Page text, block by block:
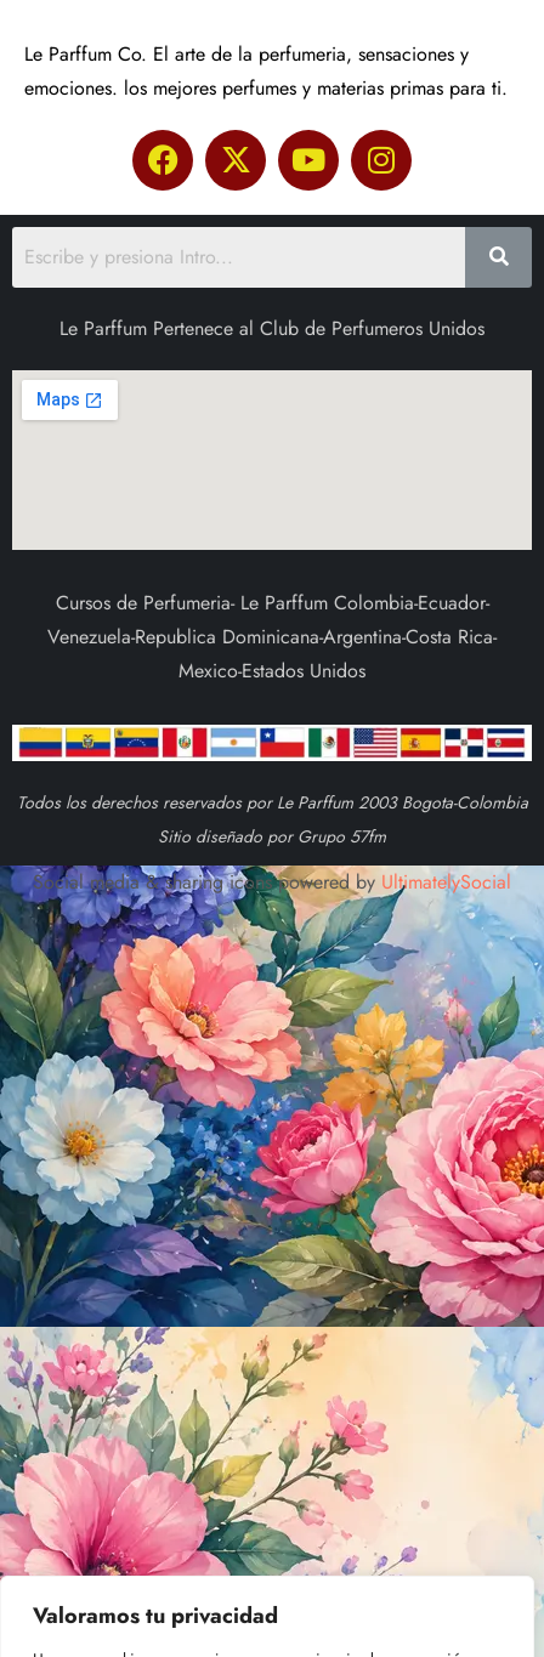
Valoramos tu privacidad
Le Parffum Co. El arte de la perfumeria, sensaciones y
emociones. los mejores perfumes y materias primas para ti.
Le Parffum Pertenece al Club de Perfumeros Unidos
Cursos de Perfumeria- Le Parffum Colombia-Ecuador-
Venezuela-Republica Dominicana-Argentina-Costa Rica-
Mexico-Estados Unidos
Todos los derechos reservados por Le Parffum 2003 Bogota-Colombia
Sitio diseñado por Grupo 57fm
Social media & sharing icons powered by UltimatelySocial